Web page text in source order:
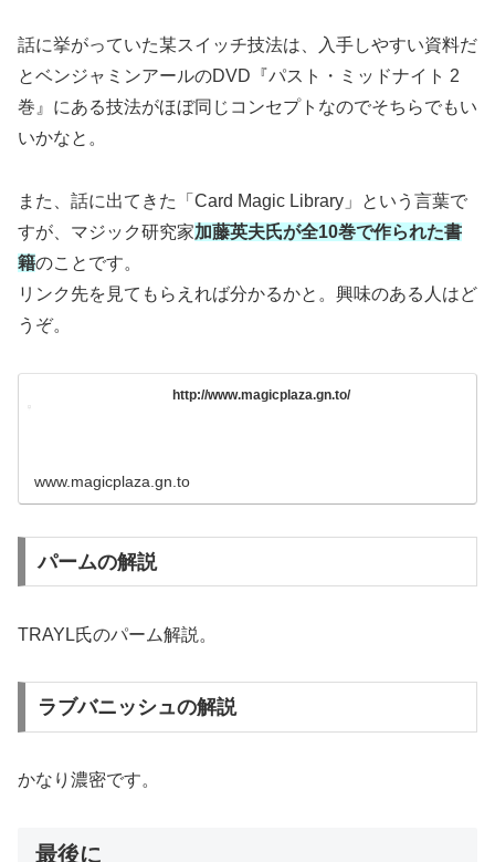
話に挙がっていた某スイッチ技法は、入手しやすい資料だ
とベンジャミンアールのDVD『パスト・ミッドナイト 2
巻』にある技法がほぼ同じコンセプトなのでそちらでもい
いかなと。
また、話に出てきた「Card Magic Library」という言葉で
すが、マジック研究家加藤英夫氏が全10巻で作られた書
籍のことです。
リンク先を見てもらえれば分かるかと。興味のある人はど
うぞ。
http://www.magicplaza.gn.to/
www.magicplaza.gn.to
パームの解説
TRAYL氏のパーム解説。
ラブバニッシュの解説
かなり濃密です。
最後に